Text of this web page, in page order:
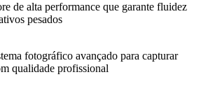
de alta performance que garante fluidez
pesados
fotográfico avançado para capturar
qualidade profissional